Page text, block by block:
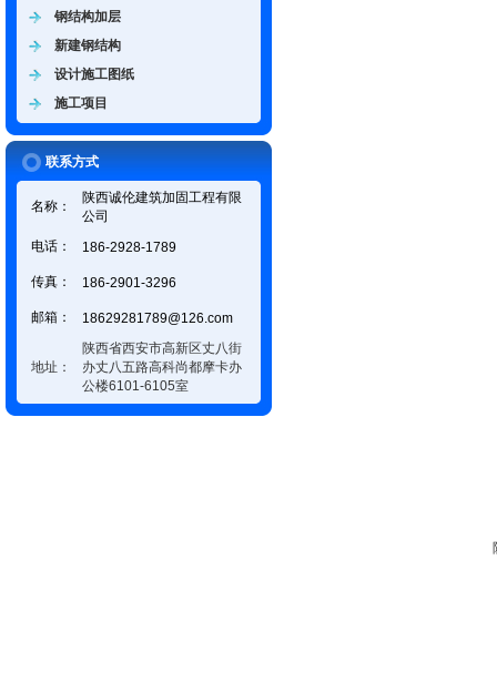
钢结构加层
新建钢结构
设计施工图纸
施工项目
联系方式
名称：
陕西诚伦建筑加固工程有限
公司
电话：
186-2928-1789
传真： 186-2901-3296
邮箱： 18629281789@126.com
地址：
陕西省西安市高新区丈八街
办丈八五路高科尚都摩卡办
公楼6101-6105室